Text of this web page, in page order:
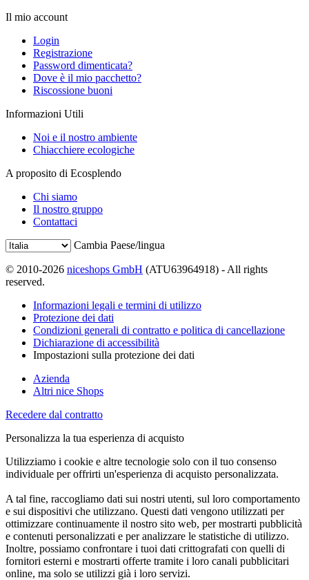
Il mio account
Login
Registrazione
Password dimenticata?
Dove è il mio pacchetto?
Riscossione buoni
Informazioni Utili
Noi e il nostro ambiente
Chiacchiere ecologiche
A proposito di Ecosplendo
Chi siamo
Il nostro gruppo
Contattaci
Cambia Paese/lingua
© 2010-2026 niceshops GmbH (ATU63964918) - All rights
reserved.
Informazioni legali e termini di utilizzo
Protezione dei dati
Condizioni generali di contratto e politica di cancellazione
Dichiarazione di accessibilità
Impostazioni sulla protezione dei dati
Azienda
Altri nice Shops
Recedere dal contratto
Personalizza la tua esperienza di acquisto
Utilizziamo i cookie e altre tecnologie solo con il tuo consenso
individuale per offrirti un'esperienza di acquisto personalizzata.
A tal fine, raccogliamo dati sui nostri utenti, sul loro comportamento
e sui dispositivi che utilizzano. Questi dati vengono utilizzati per
ottimizzare continuamente il nostro sito web, per mostrarti pubblicità
e contenuti personalizzati e per analizzare le statistiche di utilizzo.
Inoltre, possiamo confrontare i tuoi dati crittografati con quelli di
fornitori esterni e mostrarti offerte tramite i loro canali pubblicitari
online, ma solo se utilizzi già i loro servizi.